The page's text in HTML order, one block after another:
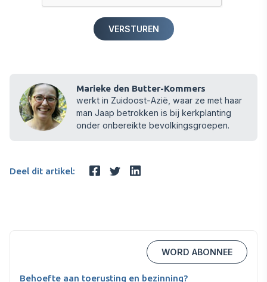
Marieke den Butter-Kommers
werkt in Zuidoost-Azië, waar ze met haar
man Jaap betrokken is bij kerkplanting
onder onbereikte bevolkingsgroepen.
Deel dit artikel:
WORD ABONNEE
Behoefte aan toerusting en bezinning?